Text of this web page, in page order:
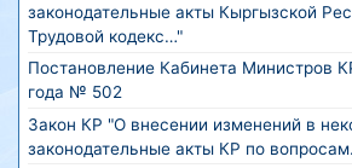
законодательные акты Кыргызской
Трудовой кодекс…"
Постановление Кабинета Министров
года № 502
Закон КР "О внесении изменений в
законодательные акты КР по